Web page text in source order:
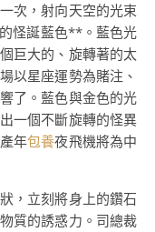
次，射向天空的光束
怪誕藍色**。藍色光
巨大的、旋轉著的太
以星座運勢為賭注、
了。藍色與金色的光
一個不斷旋轉的怪異
年包養夜飛機將為中
，立刻將身上的鑽石
質的誘惑力。司總裁